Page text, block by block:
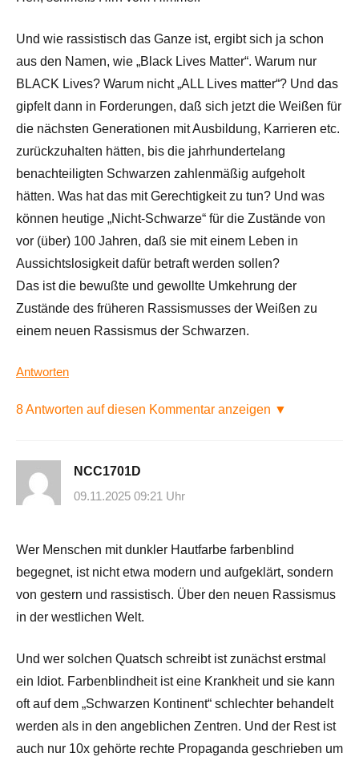
Und wie rassistisch das Ganze ist, ergibt sich ja schon
aus den Namen, wie „Black Lives Matter“. Warum nur
BLACK Lives? Warum nicht „ALL Lives matter“? Und das
gipfelt dann in Forderungen, daß sich jetzt die Weißen für
die nächsten Generationen mit Ausbildung, Karrieren etc.
zurückzuhalten hätten, bis die jahrhundertelang
benachteiligten Schwarzen zahlenmäßig aufgeholt
hätten. Was hat das mit Gerechtigkeit zu tun? Und was
können heutige „Nicht-Schwarze“ für die Zustände von
vor (über) 100 Jahren, daß sie mit einem Leben in
Aussichtslosigkeit dafür betraft werden sollen?
Das ist die bewußte und gewollte Umkehrung der
Zustände des früheren Rassismusses der Weißen zu
einem neuen Rassismus der Schwarzen.
Antworten
8 Antworten auf diesen Kommentar anzeigen ▼
NCC1701D
09.11.2025 09:21 Uhr
Wer Menschen mit dunkler Hautfarbe farbenblind
begegnet, ist nicht etwa modern und aufgeklärt, sondern
von gestern und rassistisch. Über den neuen Rassismus
in der westlichen Welt.
Und wer solchen Quatsch schreibt ist zunächst erstmal
ein Idiot. Farbenblindheit ist eine Krankheit und sie kann
oft auf dem „Schwarzen Kontinent“ schlechter behandelt
werden als in den angeblichen Zentren. Und der Rest ist
auch nur 10x gehörte rechte Propaganda geschrieben um